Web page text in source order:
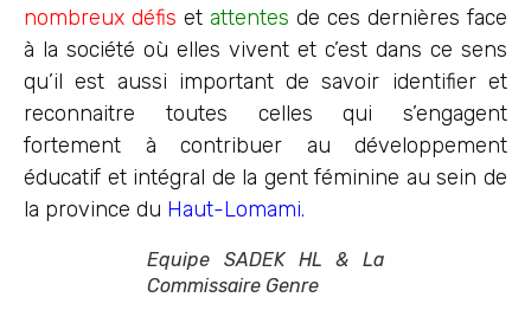
nombreux défis et attentes de ces dernières face
à la société où elles vivent et c’est dans ce sens
qu’il est aussi important de savoir identifier et
reconnaitre toutes celles qui s’engagent
fortement à contribuer au développement
éducatif et intégral de la gent féminine au sein de
la province du Haut-Lomami.
Equipe SADEK HL & La
Commissaire Genre